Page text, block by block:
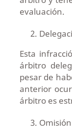
evaluación.
Esta
árbitro
pesar de
anterior
árbitro es